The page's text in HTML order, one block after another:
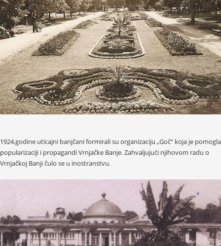
1924.godine uticajni banjčani formirali su organizaciju „Goč“ koja je pomogla
popularizaciji i propagandi Vrnjačke Banje. Zahvaljujući njihovom radu o
Vrnjačkoj Banji čulo se u inostranstvu.